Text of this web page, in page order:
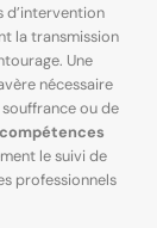
d’intervention
la transmission
Une
nécessaire
ou de
compétences
le suivi de
professionnels